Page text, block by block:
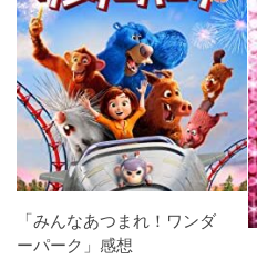
「みんなあつまれ！ワンダ
ーパーク」感想